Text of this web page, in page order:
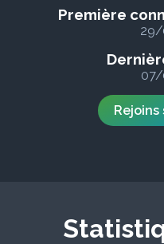
Première
Rejoins